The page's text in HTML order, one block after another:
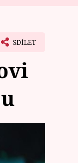
SDÍLET
by